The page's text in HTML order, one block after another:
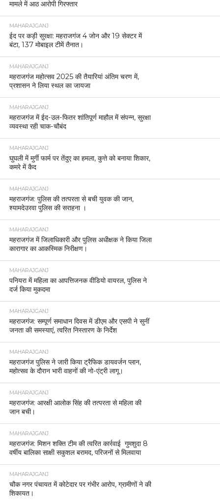
मामले में आठ आरोपी गिरफ्तार
MAHARAJGANJ
ईद पर कड़ी सुरक्षा: महराजगंज 4 जोन और 19 सेक्टर में
बंटा, 137 मोबाइल टीमें तैनात।
MAHARAJGANJ
महराजगंज महोत्सव 2025 की तैयारियां अंतिम चरण में,
प्रशासन ने लिया स्थल का जायजा
MAHARAJGANJ
महराजगंज में ईद-उल-फितर शांतिपूर्ण माहौल में संपन्न, सुरक्षा
व्यवस्था रही चाक-चौबंद
MAHARAJGANJ
घुघली में मुर्गी फार्म पर तेंदुए का हमला, कुत्ते को बनाया शिकार,
कमरे में कैद
MAHARAJGANJ
महराजगंज: पुलिस की तत्परता से बची युवक की जान,
श्यामदेउरवा पुलिस की सराहना ।
MAHARAJGANJ
महराजगंज में जिलाधिकारी और पुलिस अधीक्षक ने किया जिला
कारागार का आकस्मिक निरीक्षण।
MAHARAJGANJ
पनियरा में महिला का आपत्तिजनक वीडियो वायरल, पुलिस ने
दर्ज किया मुकदमा
MAHARAJGANJ
महराजगंज: सम्पूर्ण समाधान दिवस में डीएम और एसपी ने सुनीं
जनता की समस्याएं, त्वरित निस्तारण के निर्देश
MAHARAJGANJ
महराजगंज पुलिस ने जारी किया ट्रैफिक डायवर्जन प्लान,
महोत्सव के दौरान भारी वाहनों की नो-एंट्री लागू।
MAHARAJGANJ
महराजगंज: आरक्षी आलोक सिंह की तत्परता से महिला की
जान बची।
MAHARAJGANJ
महराजगंज: मिशन शक्ति टीम की त्वरित कार्रवाई गुमशुदा 8
वर्षीय बालिका साक्षी सकुशल बरामद, परिजनों से मिलवाया
MAHARAJGANJ
चौक नगर पंचायत में कोटेदार पर गंभीर आरोप, ग्रामीणों ने की
शिकायत।